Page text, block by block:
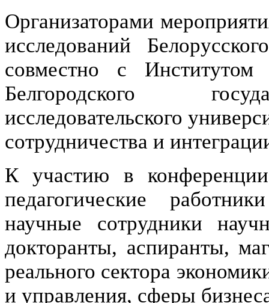
Организаторами
исследований
совместно с
Белгородского
исследовательского
сотрудничества и
К участию в
педагогические
научные сотрудники
докторанты, аспиранты,
реального сектора
и управления, сферы